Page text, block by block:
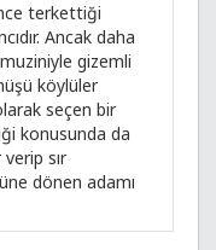
terkettiği
Ancak daha
gizemli
köylüler
seçen bir
konusunda da
sır
dönen adamı